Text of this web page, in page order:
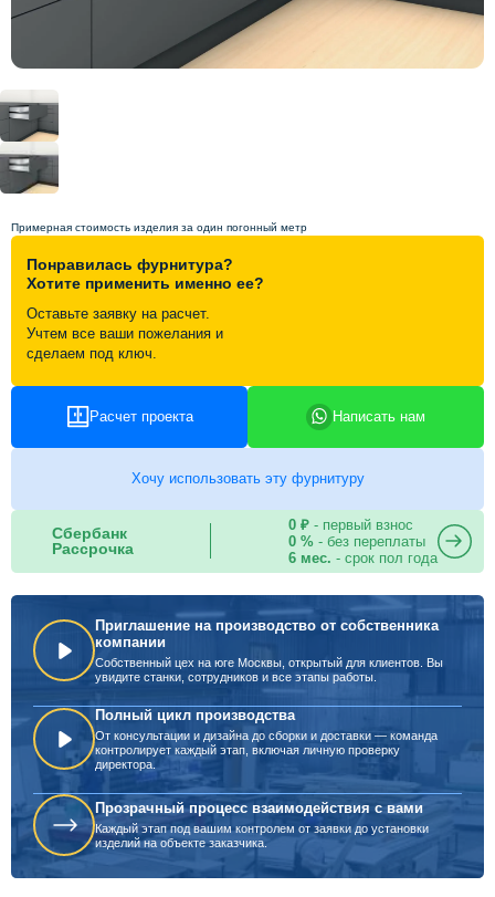
Акции и скидки
Портфолио
Статьи
Контакты
Примерная стоимость изделия за один погонный метр
Понравилась фурнитура?
Хотите применить именно ее?
Оставьте заявку на расчет.
Учтем все ваши пожелания и
сделаем под ключ.
Расчет проекта Написать нам
Хочу использовать эту фурнитуру
Сбербанк
Рассрочка
0 ₽- первый взнос
0 %- без переплаты
6 мес. - срок пол года
Приглашение на производство от собственника
компании
Собственный цех на юге Москвы, открытый для клиентов. Вы
увидите станки, сотрудников и все этапы работы.
Полный цикл производства
От консультации и дизайна до сборки и доставки — команда
контролирует каждый этап, включая личную проверку
директора.
Прозрачный процесс взаимодействия с вами
Каждый этап под вашим контролем от заявки до установки
изделий на объекте заказчика.